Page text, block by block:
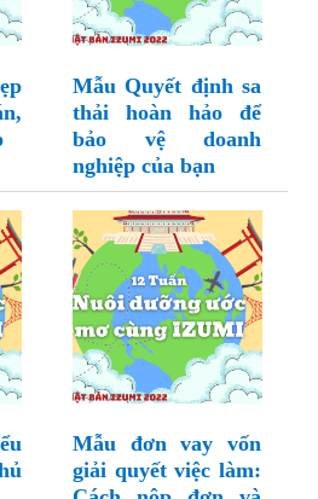
Mẫu Quyết định sa
thải hoàn hảo để
bảo vệ doanh
nghiệp của bạn
Mẫu đơn vay vốn
giải quyết việc làm: